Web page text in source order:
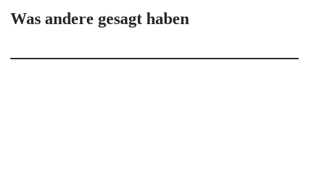
Was andere gesagt haben